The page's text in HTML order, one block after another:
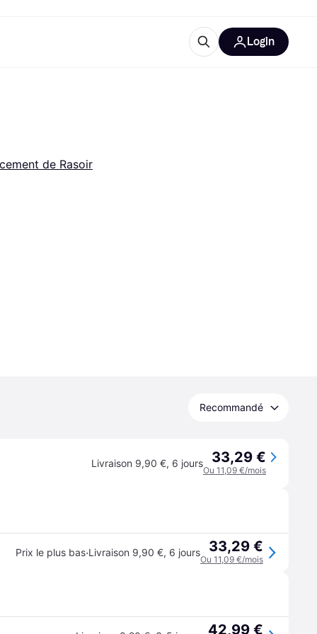
Login
de Rasoir
Recommandé
Livraison 9,90 €, 6 jours 33,29 €
Ou 11,09 €/mois
Prix le plus bas·Livraison 9,90 €, 6 jours 33,29 €
Ou 11,09 €/mois
42,99 €